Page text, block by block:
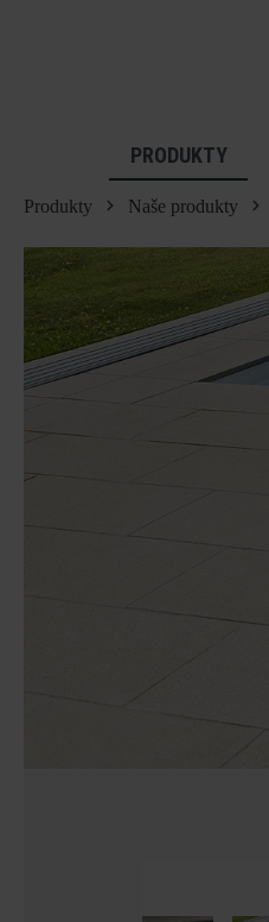
PRODUKTY
Produkty Naše produkty